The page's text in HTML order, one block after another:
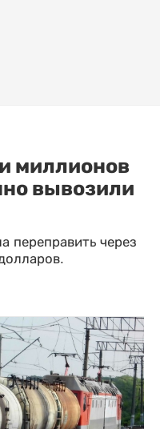
миллионов
вывозили
переправить через